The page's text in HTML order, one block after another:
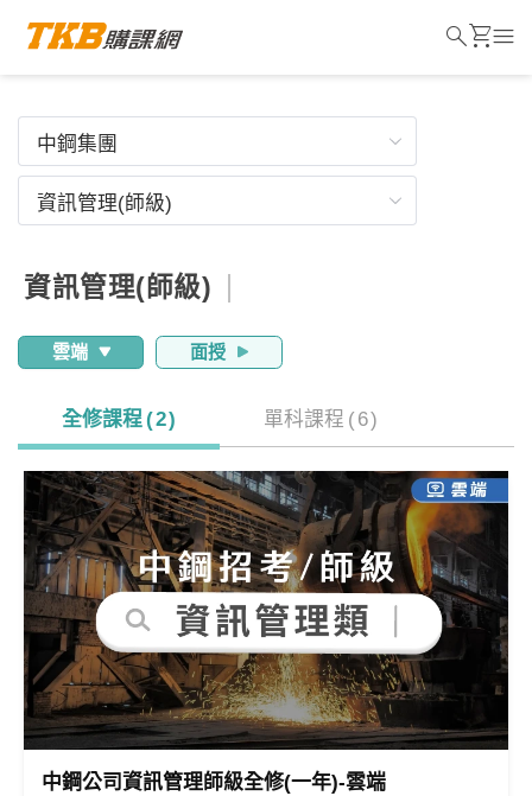
資訊管理(師級)
雲端 面授
全修課程(2) 單科課程 ( 6)
中鋼公司資訊管理師級全修(一年)-雲端
searchshopping_cartmenu